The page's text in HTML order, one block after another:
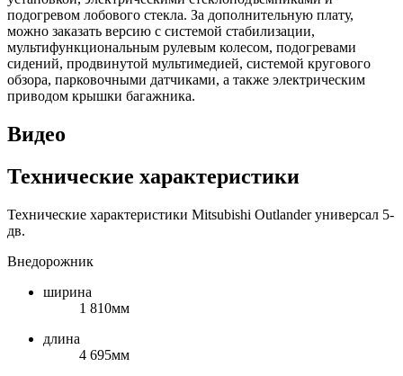
подогревом лобового стекла. За дополнительную плату,
можно заказать версию с системой стабилизации,
мультифункциональным рулевым колесом, подогревами
сидений, продвинутой мультимедией, системой кругового
обзора, парковочными датчиками, а также электрическим
приводом крышки багажника.
Видео
Технические характеристики
Технические характеристики Mitsubishi Outlander универсал 5-
дв.
Внедорожник
ширина
1 810мм
длина
4 695мм